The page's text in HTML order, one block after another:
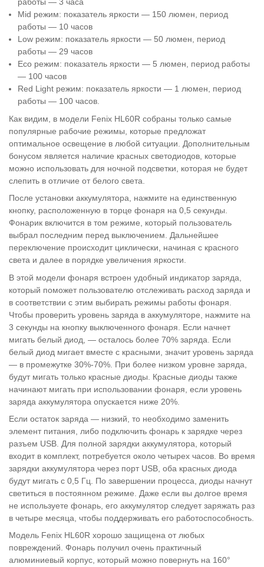
работы — 3 часа
Mid режим: показатель яркости — 150 люмен, период
работы — 10 часов
Low режим: показатель яркости — 50 люмен, период
работы — 29 часов
Eco режим: показатель яркости — 5 люмен, период работы
— 100 часов
Red Light режим: показатель яркости — 1 люмен, период
работы — 100 часов.
Как видим, в модели Fenix HL60R собраны только самые
популярные рабочие режимы, которые предложат
оптимальное освещение в любой ситуации. Дополнительным
бонусом является наличие красных светодиодов, которые
можно использовать для ночной подсветки, которая не будет
слепить в отличие от белого света.
После установки аккумулятора, нажмите на единственную
кнопку, расположенную в торце фонаря на 0,5 секунды.
Фонарик включится в том режиме, который пользователь
выбрал последним перед выключением. Дальнейшее
переключение происходит циклически, начиная с красного
света и далее в порядке увеличения яркости.
В этой модели фонаря встроен удобный индикатор заряда,
который поможет пользователю отслеживать расход заряда и
в соответствии с этим выбирать режимы работы фонаря.
Чтобы проверить уровень заряда в аккумуляторе, нажмите на
3 секунды на кнопку выключенного фонаря. Если начнет
мигать белый диод, — осталось более 70% заряда. Если
белый диод мигает вместе с красными, значит уровень заряда
— в промежутке 30%-70%. При более низком уровне заряда,
будут мигать только красные диоды. Красные диоды также
начинают мигать при использовании фонаря, если уровень
заряда аккумулятора опускается ниже 20%.
Если остаток заряда — низкий, то необходимо заменить
элемент питания, либо подключить фонарь к зарядке через
разъем USB. Для полной зарядки аккумулятора, который
входит в комплект, потребуется около четырех часов. Во время
зарядки аккумулятора через порт USB, оба красных диода
будут мигать с 0,5 Гц. По завершении процесса, диоды начнут
светиться в постоянном режиме. Даже если вы долгое время
не используете фонарь, его аккумулятор следует заряжать раз
в четыре месяца, чтобы поддерживать его работоспособность.
Модель Fenix HL60R хорошо защищена от любых
повреждений. Фонарь получил очень практичный
алюминиевый корпус, который можно повернуть на 160°